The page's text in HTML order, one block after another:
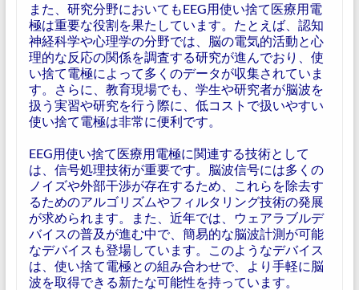
また、研究分野においてもEEG用使い捨て医療用電
極は重要な役割を果たしています。たとえば、認知
神経科学や心理学の分野では、脳の電気的活動と心
理的な反応の関係を調査する研究が進んでおり、使
い捨て電極によって多くのデータが収集されていま
す。さらに、教育現場でも、学生や研究者が脳波を
扱う実習や研究を行う際に、低コストで扱いやすい
使い捨て電極は非常に便利です。
EEG用使い捨て医療用電極に関連する技術として
は、信号処理技術が重要です。脳波信号には多くの
ノイズや外部干渉が存在するため、これらを除去す
るためのアルゴリズムやフィルタリング技術の発展
が求められます。また、近年では、ウェアラブルデ
バイスの普及が進む中で、簡易的な脳波計測が可能
なデバイスも登場しています。このようなデバイス
は、使い捨て電極との組み合わせで、より手軽に脳
波を取得できる新たな可能性を持っています。